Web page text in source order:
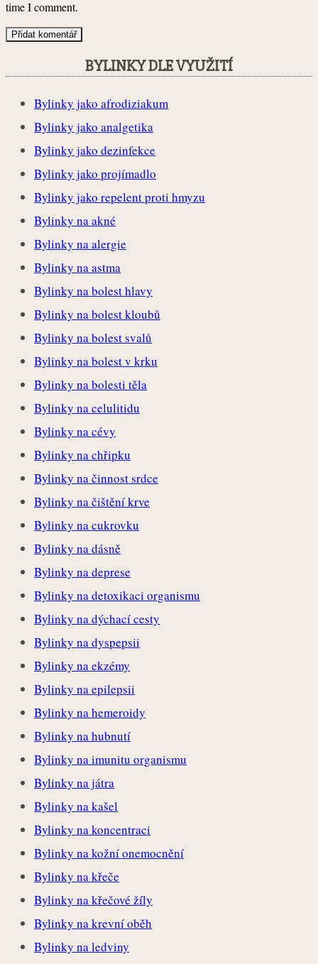
time I comment.
BYLINKY DLE VYUŽITÍ
Bylinky jako afrodiziakum
Bylinky jako analgetika
Bylinky jako dezinfekce
Bylinky jako projímadlo
Bylinky jako repelent proti hmyzu
Bylinky na akné
Bylinky na alergie
Bylinky na astma
Bylinky na bolest hlavy
Bylinky na bolest kloubů
Bylinky na bolest svalů
Bylinky na bolest v krku
Bylinky na bolesti těla
Bylinky na celulitidu
Bylinky na cévy
Bylinky na chřipku
Bylinky na činnost srdce
Bylinky na čištění krve
Bylinky na cukrovku
Bylinky na dásně
Bylinky na deprese
Bylinky na detoxikaci organismu
Bylinky na dýchací cesty
Bylinky na dyspepsii
Bylinky na ekzémy
Bylinky na epilepsii
Bylinky na hemeroidy
Bylinky na hubnutí
Bylinky na imunitu organismu
Bylinky na játra
Bylinky na kašel
Bylinky na koncentraci
Bylinky na kožní onemocnění
Bylinky na křeče
Bylinky na křečové žíly
Bylinky na krevní oběh
Bylinky na ledviny